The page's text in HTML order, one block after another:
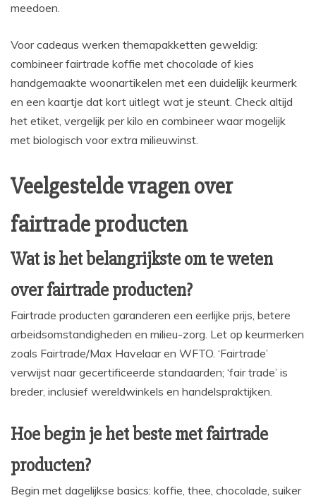
meedoen.
Voor cadeaus werken themapakketten geweldig:
combineer fairtrade koffie met chocolade of kies
handgemaakte woonartikelen met een duidelijk keurmerk
en een kaartje dat kort uitlegt wat je steunt. Check altijd
het etiket, vergelijk per kilo en combineer waar mogelijk
met biologisch voor extra milieuwinst.
Veelgestelde vragen over
fairtrade producten
Wat is het belangrijkste om te weten
over fairtrade producten?
Fairtrade producten garanderen een eerlijke prijs, betere
arbeidsomstandigheden en milieu-zorg. Let op keurmerken
zoals Fairtrade/Max Havelaar en WFTO. ‘Fairtrade’
verwijst naar gecertificeerde standaarden; ‘fair trade’ is
breder, inclusief wereldwinkels en handelspraktijken.
Hoe begin je het beste met fairtrade
producten?
Begin met dagelijkse basics: koffie, thee, chocolade, suiker